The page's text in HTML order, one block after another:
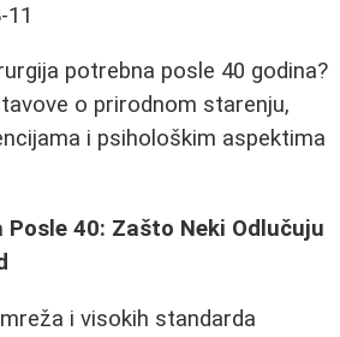
11
potrebna posle 40 godina?
o prirodnom starenju,
i psihološkim aspektima
40: Zašto Neki Odlučuju
i visokih standarda